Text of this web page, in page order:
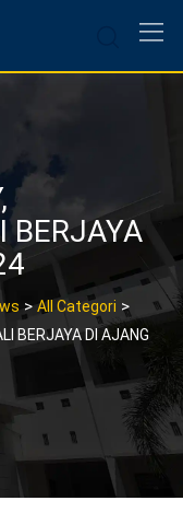
BERJAYA
>All Categori >
BERJAYA DI AJANG